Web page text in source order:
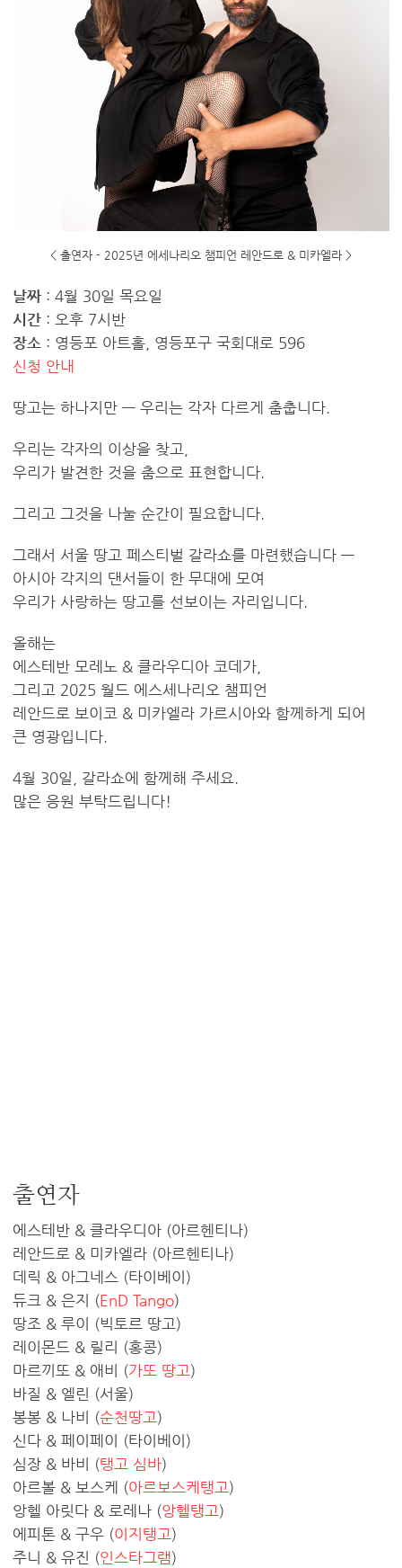
< 출연자 - 2025년 에세나리오 챔피언 레안드로 & 미카엘라 >
날짜 : 4월 30일 목요일
시간 : 오후 7시반
장소 : 영등포 아트홀, 영등포구 국회대로 596
신청 안내
땅고는 하나지만 — 우리는 각자 다르게 춤춥니다.
우리는 각자의 이상을 찾고,
우리가 발견한 것을 춤으로 표현합니다.
그리고 그것을 나눌 순간이 필요합니다.
그래서 서울 땅고 페스티벌 갈라쇼를 마련했습니다 —
아시아 각지의 댄서들이 한 무대에 모여
우리가 사랑하는 땅고를 선보이는 자리입니다.
올해는
에스테반 모레노 & 클라우디아 코데가,
그리고 2025 월드 에스세나리오 챔피언
레안드로 보이코 & 미카엘라 가르시아와 함께하게 되어
큰 영광입니다.
4월 30일, 갈라쇼에 함께해 주세요.
많은 응원 부탁드립니다!
출연자
에스테반 & 클라우디아 (아르헨티나)
레안드로 & 미카엘라 (아르헨티나)
데릭 & 아그네스 (타이베이)
듀크 & 은지 (EnD Tango)
땅조 & 루이 (빅토르 땅고)
레이몬드 & 릴리 (홍콩)
마르끼또 & 애비 (가또 땅고)
바질 & 엘린 (서울)
봉봉 & 나비 (순천땅고)
신다 & 페이페이 (타이베이)
심장 & 바비 (탱고 심바)
아르볼 & 보스케 (아르보스케탱고)
앙헬 아릿다 & 로레나 (앙헬탱고)
에피톤 & 구우 (이지탱고)
주니 & 유진 (인스타그램)